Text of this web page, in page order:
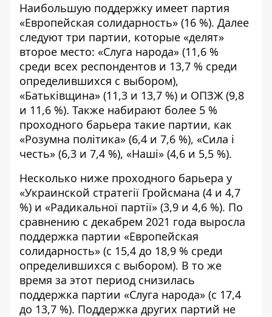
Наибольшую поддержку имеет партия
«Европейская солидарность» (16 %). Далее
следуют три партии, которые «делят»
второе место: «Слуга народа» (11,6 %
среди всех респондентов и 13,7 % среди
определившихся с выбором),
«Батьківщина» (11,3 и 13,7 %) и ОПЗЖ (9,8
и 11,6 %). Также набирают более 5 %
проходного барьера такие партии, как
«Розумна політика» (6,4 и 7,6 %), «Сила і
честь» (6,3 и 7,4 %), «Наші» (4,6 и 5,5 %).
Несколько ниже проходного барьера у
«Украинской стратегії Гройсмана (4 и 4,7
%) и «Радикальної партії» (3,9 и 4,6 %). По
сравнению с декабрем 2021 года выросла
поддержка партии «Европейская
солидарность» (с 15,4 до 18,9 % среди
определившихся с выбором). В то же
время за этот период снизилась
поддержка партии «Слуга народа» (с 17,4
до 13,7 %). Поддержка других партий не